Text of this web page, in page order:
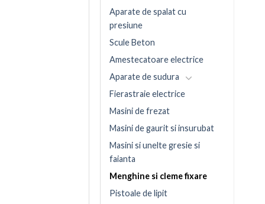
Aparate de spalat cu
presiune
Scule Beton
Amestecatoare electrice
Aparate de sudura
Fierastraie electrice
Masini de frezat
Masini de gaurit si insurubat
Masini si unelte gresie si
faianta
Menghine si cleme fixare
Pistoale de lipit